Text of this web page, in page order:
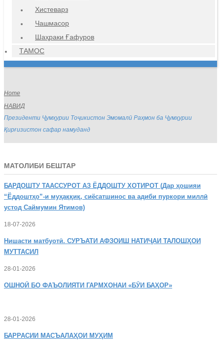
Хистеварз
Чашмасор
Шаҳраки Ғафуров
ТАМОС
Home
НАВИД
Президенти Ҷумҳурии Тоҷикистон Эмомалӣ Раҳмон ба Ҷумҳурии
Қирғизистон сафар намуданд
МАТОЛИБИ БЕШТАР
БАРДОШТУ ТААССУРОТ АЗ ЁДДОШТУ ХОТИРОТ (Дар ҳошияи
“Ёддоштҳо”-и муҳаққиқ, сиёсатшинос ва адиби пуркори миллӣ
устод Саймумин Ятимов)
18-07-2026
Нишасти матбуотӣ. СУРЪАТИ АФЗОИШ НАТИҶАИ ТАЛОШҲОИ
МУТТАСИЛ
28-01-2026
ОШНОӢ БО ФАЪОЛИЯТИ ГАРМХОНАИ «БӮИ БАҲОР»
28-01-2026
БАРРАСИИ МАСЪАЛАҲОИ МУҲИМ